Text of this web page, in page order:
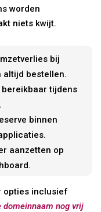
worden
niets kwijt.
bij
altijd bestellen.
tijdens
binnen
aanzetten op
opties inclusief
nog vrij